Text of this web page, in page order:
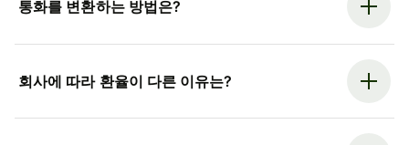
통화를 변환하는 방법은?
회사에 따라 환율이 다른 이유는?